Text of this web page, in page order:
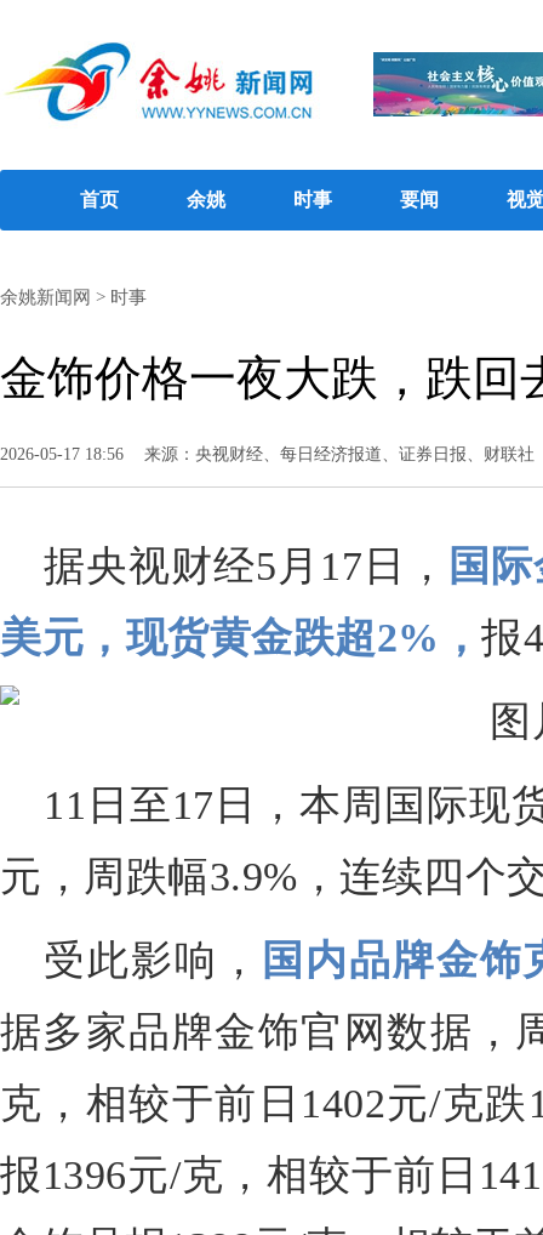
首页 余姚 时事 要闻 视
余姚新闻网 > 时事
金饰价格一夜大跌，跌回
2026-05-17 18:56 来源：央视财经、每日经济报道、证券日报、财联社
据央视财经5月17日， 国
美元，现货黄金跌超2%， 报
11日至17日，本周国际现
元，周跌幅3.9%，连续四个
受此影响，
国内品牌金饰
据多家品牌金饰官网数据，
克，相较于前日1402元/克
报1396元/克，相较于前日